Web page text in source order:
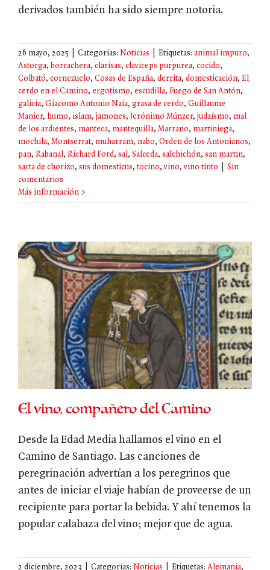
derivados también ha sido siempre notoria.
26 mayo, 2025 Categorías: Noticias Etiquetas: animal impuro,
Astorga, borrachera, clarisas, claviceps purpurea, cocido,
Colbató, cornezuelo, Cosas de España, derrita, domesticación, El
cerdo en el Camino, ergotismo, escudilla, Fuego de San Antón,
galicia, Giacomo Antonio Naia, grasa de cerdo, Guillaume
Manier, humo, islam, jamones, Jerónimo Múnzer, judaísmo, mal
de los ardientes, manteca, mantequilla, Marrano, martiniega,
mochila, Montserrat, muharram, nabo, Orden de los Antonianos,
pan, Rabanal, Richard Ford, sal, Salceda, salchichón, san martin,
sarta de chorizo, sus domesticus, tocino,vino,vino tinto
Sin
comentarios
Más información
El vino, compañero del Camino
Desde la Edad Media hallamos el vino en el
Camino de Santiago. Las canciones de
peregrinación advertían a los peregrinos que
antes de iniciar el viaje habían de proveerse de un
recipiente para portar la bebida. Y ahí tenemos la
popular calabaza del vino; mejor que de agua.
2 diciembre, 2023 Categorías: Noticias Etiquetas: Alemania,